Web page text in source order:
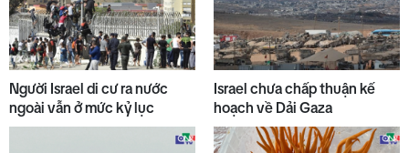
Người Israel di cư ra nước
ngoài vẫn ở mức kỷ lục
Israel chưa chấp thuận kế
hoạch về Dải Gaza